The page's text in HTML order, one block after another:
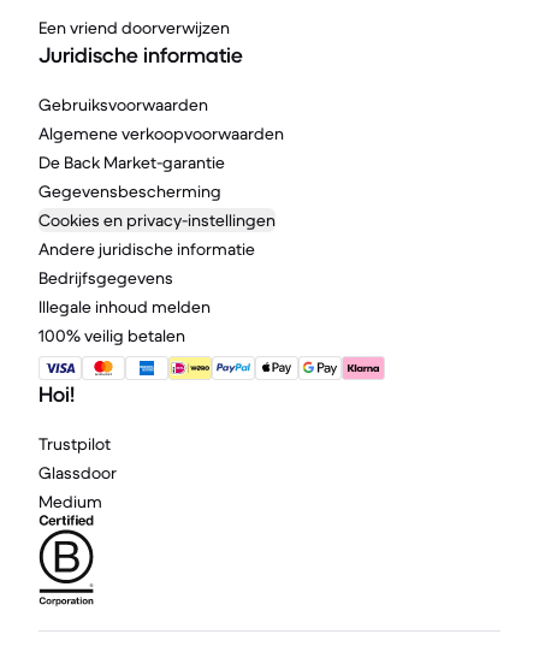
Een vriend doorverwijzen
Juridische informatie
Gebruiksvoorwaarden
Algemene verkoopvoorwaarden
De Back Market-garantie
Gegevensbescherming
Cookies en privacy-instellingen
Andere juridische informatie
Bedrijfsgegevens
Illegale inhoud melden
100% veilig betalen
Hoi!
Trustpilot
Glassdoor
Medium